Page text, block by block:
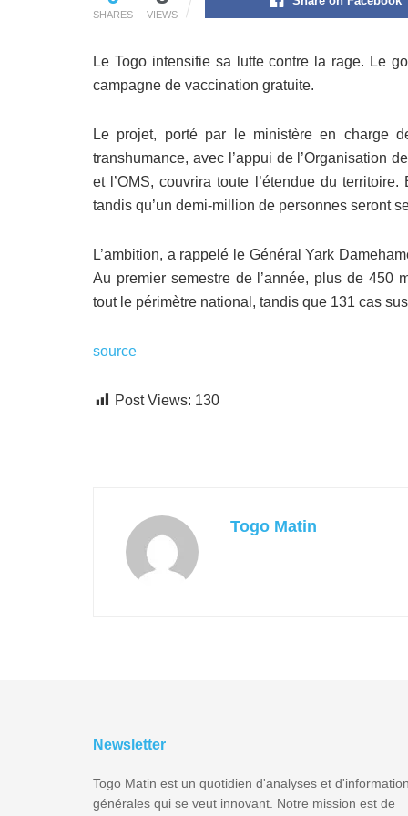
SHARES VIEWS
Le Togo intensifie sa lutte contre la rage. Le
campagne de vaccination gratuite.
Le projet, porté par le ministère en charge
transhumance, avec l’appui de l’Organisation
et l’OMS, couvrira toute l’étendue du
tandis qu’un demi-million de personnes seront
L’ambition, a rappelé le Général Yark
Au premier semestre de l’année, plus de 450
tout le périmètre national, tandis que 131 cas
source
Post Views: 130
Togo Matin
Newsletter
Togo Matin est un quotidien d'analyses et
générales qui se veut innovant. Notre mission est de